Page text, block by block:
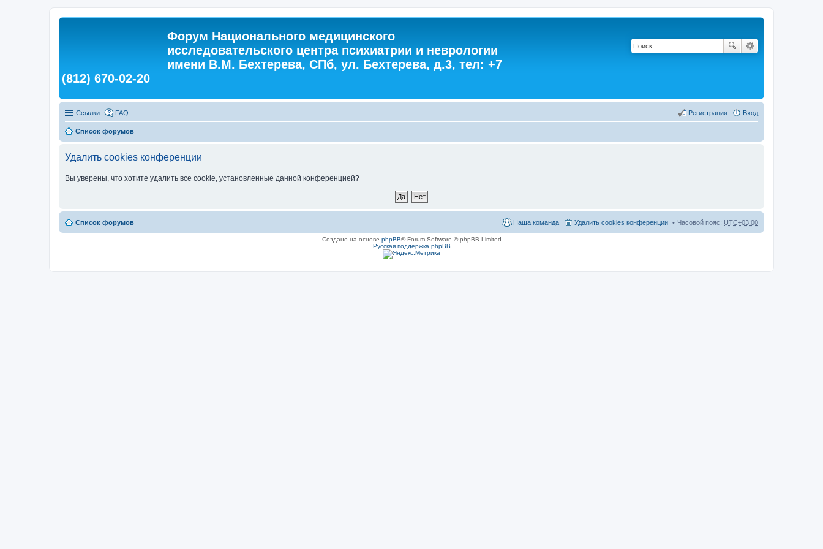
Форум Национального медицинского
исследовательского центра психиатрии и неврологии
имени В.М. Бехтерева, СПб, ул. Бехтерева, д.3, тел: +7
(812) 670-02-20
Ссылки FAQ Вход
Регистрация
Список форумов
Удалить cookies конференции
Вы уверены, что хотите удалить все cookie, установленные данной конференцией?
Список форумов Часовой пояс: UTC+03:00
Удалить cookies конференции
Наша команда
Создано на основе phpBB® Forum Software © phpBB Limited
Русская поддержка phpBB